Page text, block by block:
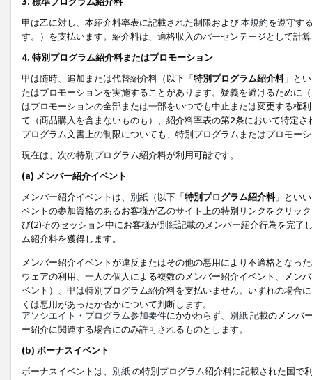
甲は乙に対し、本紹介料率表に記載された制限および本規約を遵守す
す。）を支払います。紹介料は、適格収入のパーセンテージとして計
4. 特別プログラム紹介料またはプロモーション
甲は随時、追加または代替紹介料（以下「特別プログラム紹介料」と
たはプロモーションを実施することがあります。疑義を避けるために
はプロモーションの全部または一部をいつでも中止または変更する権
て（商品購入を含まないものも）、紹介料率表の第2条において特定
プログラム文書上の制限についても、特別プログラムまたはプロモー
現在は、次の特別プログラム紹介料が利用可能です。
(a) メンバー紹介イベント
メンバー紹介イベントは、 別紙 （以下「特別プログラム紹介料」とい
ベントの参加資格のあるお客様が乙のサイト上の特別リンクをクリッ
び(2)そのセッション中にお客様が別紙記載のメンバー紹介行為を完了
ム紹介料を獲得します。
メンバー紹介イベントが違反またはその他の悪用により不適格となっ
ウェアの利用、一人の個人による複数のメンバー紹介イベント、メン
ベント）、甲は特別プログラム紹介料を支払いません。いずれの場合
くは悪用があったか否かについて判断します。
アソシエイト・プログラム参加要件にかかわらず、 別紙記載のメンバ
ー紹介に関連する場合にのみ許可されるものとします。
(b) ボーナスイベント
ボーナスイベントは、 別紙の特別プログラム紹介料に記載された国で